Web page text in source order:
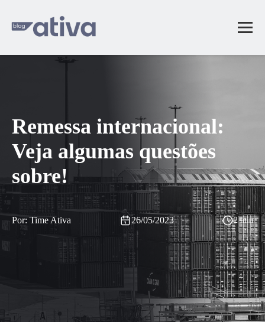
Remessa internacional:
Veja algumas questões
sobre!
Por: Time Ativa 26/05/2023 2 min